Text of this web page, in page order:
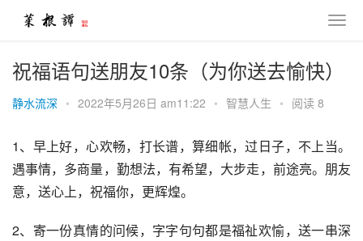
祝福语句送朋友10条（为你送去愉快）
静水流深 • 2022年5月26日 am11:22 • 智慧人生 • 阅读 8
1、早上好，心欢畅，打长谱，算细帐，过日子，不上当。
遇事情，多商量，勤想法，有希望，大步走，前途亮。朋友
意，送心上，祝福你，更辉煌。
2、寄一份真情的问候，字字句句都是福祉欢愉，送一串深